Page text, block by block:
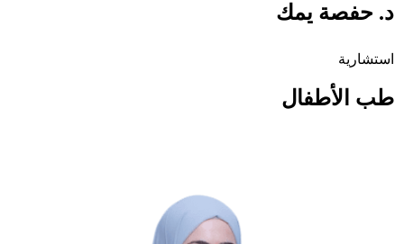
د. حفصة يمك
استشارية
طب الأطفال